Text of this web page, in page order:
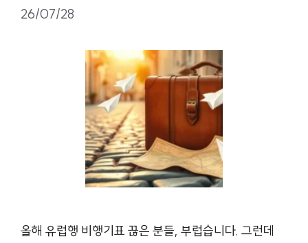
26/07/28
올해 유럽행 비행기표 끊은 분들, 부럽습니다. 그런데